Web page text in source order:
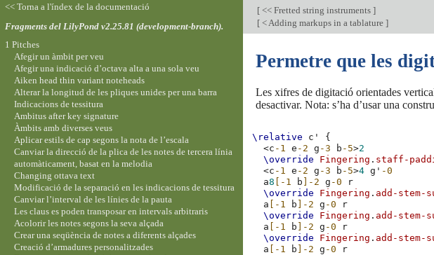
[ << Fretted string instruments ]
[ < Adding markups in a tablature ]
Permetre que les
Les xifres de digitació orientades
desactivar. Nota: s’ha d’usar una
\relative c'
{
<c -1 e -2 g -3 b -5>2
\override
Fingering . staff-
<c -1 e -2 g -3 b -5>4 g' -0
a8 [-1 b ]-2 g -0
r
\override
Fingering . add-stem-
a [-1 b ]-2 g -0
r
\override
Fingering . add-stem-
a [-1 b ]-2 g -0
r
\override
Fingering . add-stem-
a [-1 b ]-2 g -0
r
<< Torna a l'índex de la documentació
Fragments del LilyPond v2.25.81 (development-branch).
1 Pitches
Afegir un àmbit per veu
Afegir una indicació d’octava alta a una sola veu
Aiken head thin variant noteheads
Alterar la longitud de les pliques unides per una barra
Indicacions de tessitura
Ambitus after key signature
Àmbits amb diverses veus
Aplicar estils de cap segons la nota de l’escala
Canviar la direcció de la plica de les notes de tercera línia
automàticament, basat en la melodia
Changing ottava text
Modificació de la separació en les indicacions de tessitura
Canviar l’interval de les línies de la pauta
Les claus es poden transposar en intervals arbitraris
Acolorir les notes segons la seva alçada
Crear una seqüència de notes a diferents alçades
Creació d’armadures personalitzades